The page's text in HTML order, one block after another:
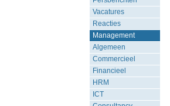
Vacatures
Reacties
Management
Algemeen
Commercieel
Financieel
HRM
ICT